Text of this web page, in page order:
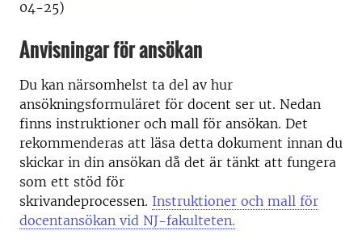
04-25)
Anvisningar för ansökan
Du kan närsomhelst ta del av hur
ansökningsformuläret för docent ser ut. Nedan
finns instruktioner och mall för ansökan. Det
rekommenderas att läsa detta dokument innan du
skickar in din ansökan då det är tänkt att fungera
som ett stöd för
skrivandeprocessen. Instruktioner och mall för
docentansökan vid NJ-fakulteten.